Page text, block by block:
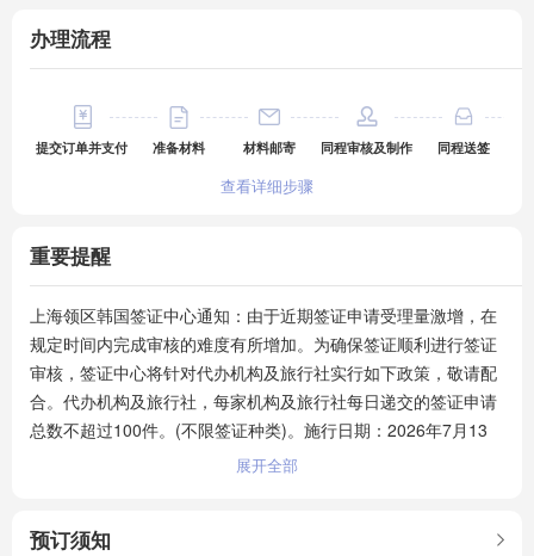
办理流程
提交订单并支付 准备材料 材料邮寄 同程审核及制作 同程送签
查看详细步骤
重要提醒
上海领区韩国签证中心通知：由于近期签证申请受理量激增，在
规定时间内完成审核的难度有所增加。为确保签证顺利进行签证
审核，签证中心将针对代办机构及旅行社实行如下政策，敬请配
合。代办机构及旅行社，每家机构及旅行社每日递交的签证申请
总数不超过100件。(不限签证种类)。施行日期：2026年7月13
日。针对我司制作完成的材料，将会实行预约排队送签方式，预
或者其他特殊情况导致机票酒店费用损失，如因您在出签前自行
展开全部
预订须知